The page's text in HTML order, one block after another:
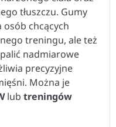
tłuszczu. Gumy
osób chcących
treningu, ale też
nadmiarowe
precyzyjne
Można je
lub treningów